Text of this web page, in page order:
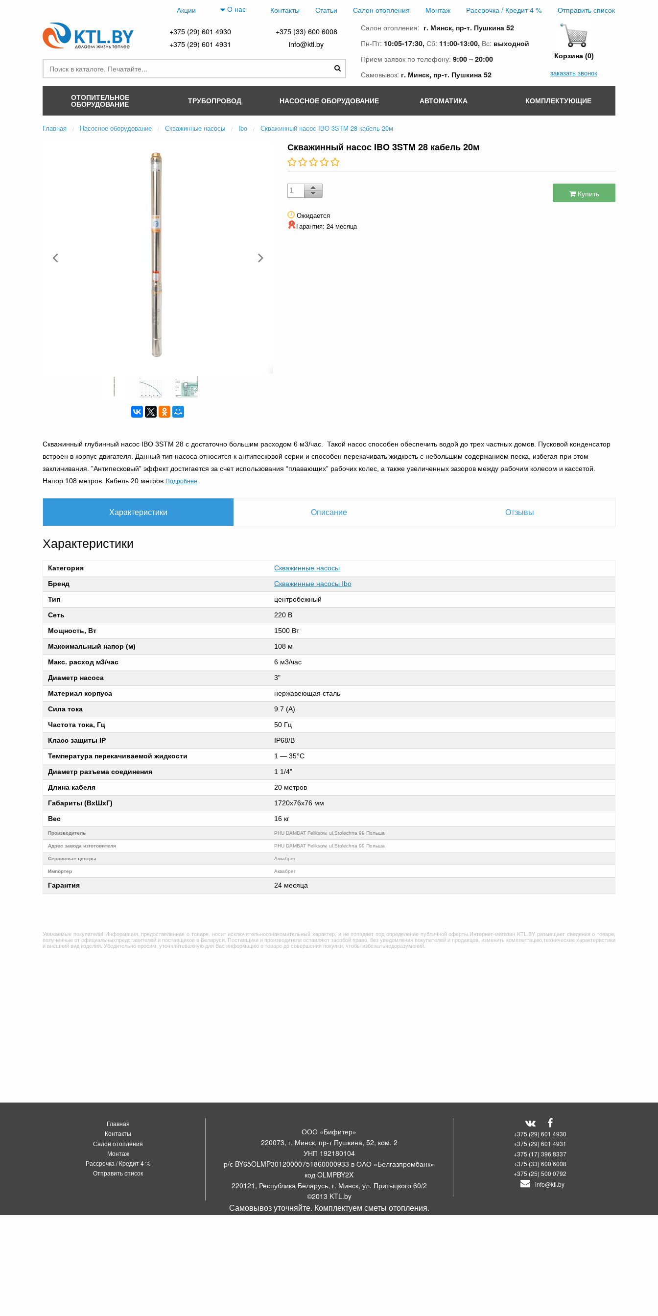
Акции О нас Контакты Статьи Салон отопления Монтаж Рассрочка / Кредит 4 % Отправить список
+375 (29) 601 4930
+375 (33) 600 6008
+375 (29) 601 4931
info@ktl.by
Салон отопления: г. Минск, пр-т. Пушкина 52
Пн-Пт: 10:05-17:30, Сб: 11:00-13:00, Вс: выходной
Прием заявок по телефону: 9:00 – 20:00
Самовывоз: г. Минск, пр-т. Пушкина 52
Корзина (0)
заказать звонок
ОТОПИТЕЛЬНОЕ
ОБОРУДОВАНИЕ ТРУБОПРОВОД НАСОСНОЕ ОБОРУДОВАНИЕ АВТОМАТИКА КОМПЛЕКТУЮЩИЕ
Главная Насосное оборудование Скважинные насосы Ibo Скважинный насос IBO 3STM 28 кабель 20м
Скважинный насос IBO 3STM 28 кабель 20м
Купить
Ожидается
Гарантия: 24 месяца
Скважинный глубинный насос IBO 3STM 28 с достаточно большим расходом 6 м3/час. Такой насос способен обеспечить водой до трех частных домов. Пусковой конденсатор
встроен в корпус двигателя. Данный тип насоса относится к антипесковой серии и способен перекачивать жидкость с небольшим содержанием песка, избегая при этом
заклинивания. ”Антипесковый” эффект достигается за счет использования “плавающих” рабочих колес, а также увеличенных зазоров между рабочим колесом и кассетой.
Напор 108 метров. Кабель 20 метров Подробнее
Характеристики Описание Отзывы
Характеристики
Категория
Скважинные насосы
Бренд
Скважинные насосы Ibo
Тип
центробежный
Сеть
220 В
Мощность, Вт
1500 Вт
Максимальный напор (м)
108 м
Макс. расход м3/час
6 м3/час
Диаметр насоса
3"
Материал корпуса
нержавеющая сталь
Сила тока
9.7 (А)
Частота тока, Гц
50 Гц
Класс защиты IP
IP68/B
Температура перекачиваемой жидкости
1 — 35°C
Диаметр разъема соединения
1 1/4"
Длина кабеля
20 метров
Габариты (ВхШхГ)
1720х76х76 мм
Вес
16 кг
Производитель PHU DAMBAT Feliksow, ul.Stolechna 99 Польша
Адрес завода изготовителя PHU DAMBAT Feliksow, ul.Stolechna 99 Польша
Cервисные центры Аквабрег
Импортер Аквабрег
Гарантия 24 месяца
Уважаемые покупатели! Информация, предоставленная о товаре, носит исключительноознакомительный характер, и не попадает под определение публичной оферты.Интернет-магазин KTL.BY размещает сведения о товаре,
полученные от официальныхпредставителей и поставщиков в Беларуси. Поставщики и производители оставляют засобой право, без уведомления покупателей и продавцов, изменить комплектацию,технические характеристики
и внешний вид изделия. Убедительно просим, уточняйтеважную для Вас информацию о товаре до совершения покупки, чтобы избежатьнедоразумений.
Главная
Контакты
Салон отопления
Монтаж
Рассрочка / Кредит 4 %
Отправить список
ООО «Бифитер»
220073, г. Минск, пр-т Пушкина, 52, ком. 2
УНП 192180104
р/с BY65OLMP30120000751860000933 в ОАО «Белгазпромбанк»
код OLMPBY2X
220121, Республика Беларусь, г. Минск, ул. Притыцкого 60/2
©2013 KTL.by
Пн-Пт:10:05-17:30Сб:11:00-13:00
+375 (29) 601 4930
+375 (29) 601 4931
+375 (17) 396 8337
+375 (33) 600 6008
+375 (25) 500 0792
info@ktl.by
Самовывоз уточняйте. Комплектуем сметы отопления.